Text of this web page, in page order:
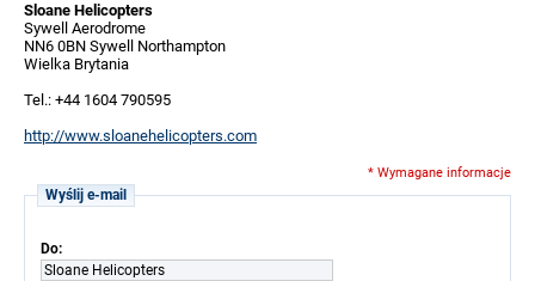
Sloane Helicopters
Sywell Aerodrome
NN6 0BN Sywell Northampton
Wielka Brytania
Tel.: +44 1604 790595
http://www.sloanehelicopters.com
* Wymagane informacje
Wyślij e-mail
Do:
Sloane Helicopters